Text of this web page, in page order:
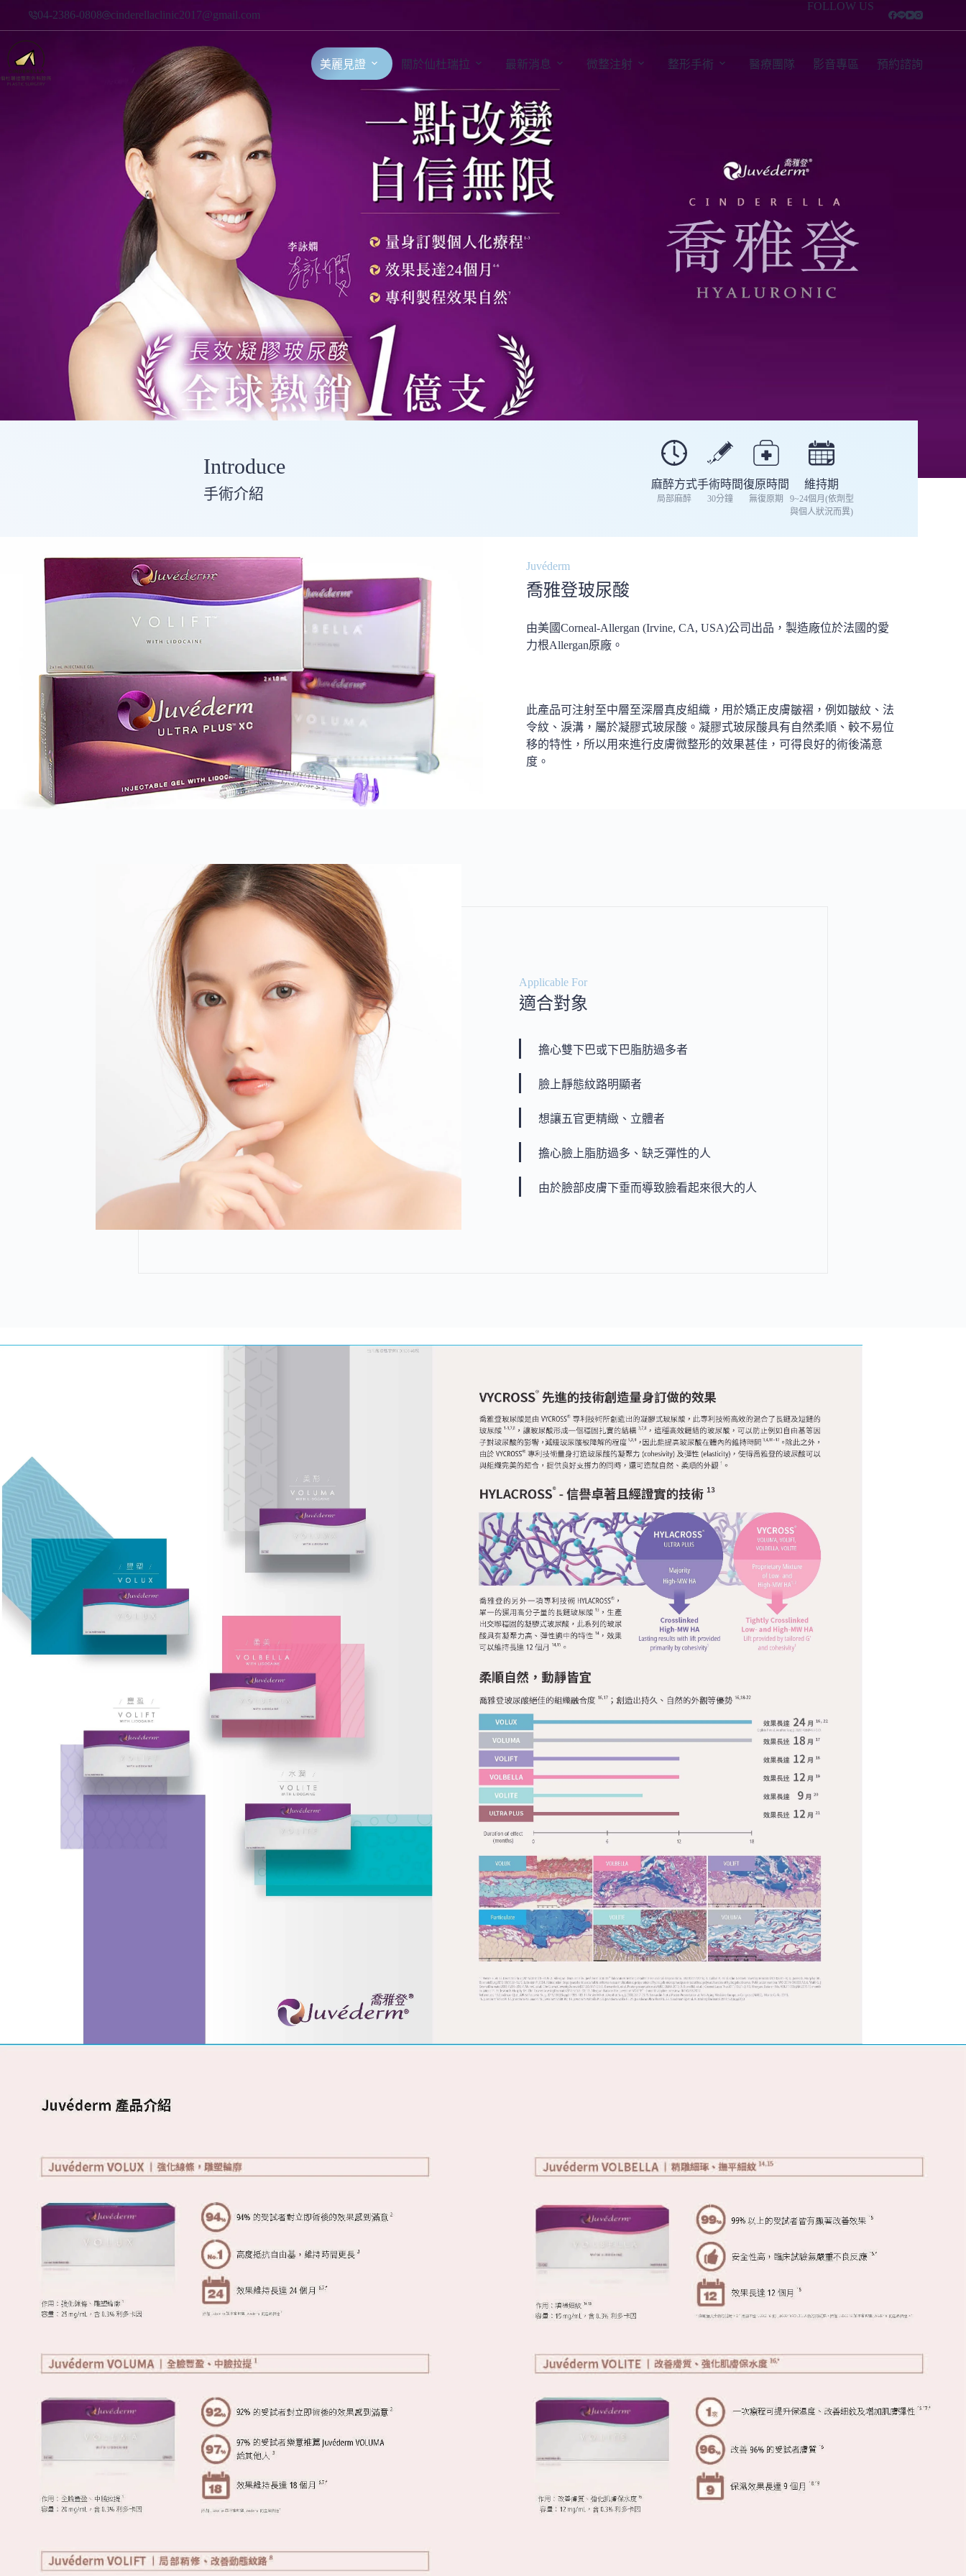
要
內
04-2386-0808 cinderellaclinic2017@gmail.com
FOLLOW US
美麗見證 關於仙杜瑞拉 最新消息 微整注射 整形手術 醫療團隊 影音專區 預約諮詢
Introduce
手術介紹
麻醉方式
局部麻醉
手術時間
30分鐘
復原時間
無復原期
維持期
9~24個月(依劑型
與個人狀況而異)
Juvéderm
喬雅登玻尿酸
由美國Corneal-Allergan (Irvine, CA, USA)公司出品，製造廠位於法國的愛
力根Allergan原廠。
此產品可注射至中層至深層真皮組織，用於矯正皮膚皺褶，例如皺紋、法
令紋、淚溝，屬於凝膠式玻尿酸。凝膠式玻尿酸具有自然柔順、較不易位
移的特性，所以用來進行皮膚微整形的效果甚佳，可得良好的術後滿意
度。
Applicable For
適合對象
擔心雙下巴或下巴脂肪過多者
臉上靜態紋路明顯者
想讓五官更精緻、立體者
擔心臉上脂肪過多、缺乏彈性的人
由於臉部皮膚下垂而導致臉看起來很大的人